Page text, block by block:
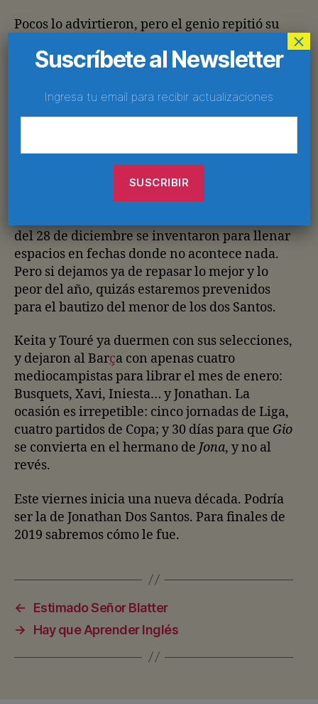
Pocos lo advirtieron, pero el genio repitió su
meses con otro novato. Entonces, el Barcelona
temporada contra el Inter. El escenario era
similar al de Roma: estadio repleto, ambiente
de la Champions), encuentro plácidamente
resuelto y un extraño cambio al minuto 90:
“prepárate Jonathan… ya mero te toca”.
del 28 de diciembre se inventaron para llenar
espacios en fechas donde no acontece nada.
Pero si dejamos ya de repasar lo mejor y lo
peor del año, quizás estaremos prevenidos
para el bautizo del menor de los dos Santos.
Keita y Touré ya duermen con sus selecciones,
y dejaron al Barça con apenas cuatro
mediocampistas para librar el mes de enero:
Busquets, Xavi, Iniesta… y Jonathan. La
ocasión es irrepetible: cinco jornadas de Liga,
cuatro partidos de Copa; y 30 días para que Gio
se convierta en el hermano de Jona, y no al
revés.
Este viernes inicia una nueva década. Podría
ser la de Jonathan Dos Santos. Para finales de
2019 sabremos cómo le fue.
←
Estimado Señor Blatter
→
Hay que Aprender Inglés
Suscríbete al Newsletter
Ingresa tu email para recibir actualizaciones
×